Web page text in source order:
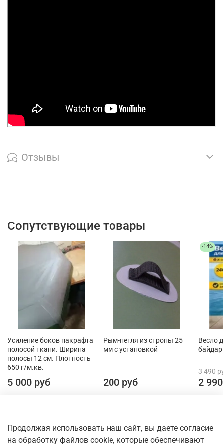
Отзывы
Сопутствующие товары
Усиление боков пакрафта
полосой ткани. Ширина
полосы 12 см. Плотность
650 г/м.кв.
5 000 руб
Рым-петля из стропы 25
мм с установкой
200 руб
-14%
Весло
3 490
2
Продолжая использовать наш сайт, вы даете согласие
на обработку файлов cookie, которые обеспечивают